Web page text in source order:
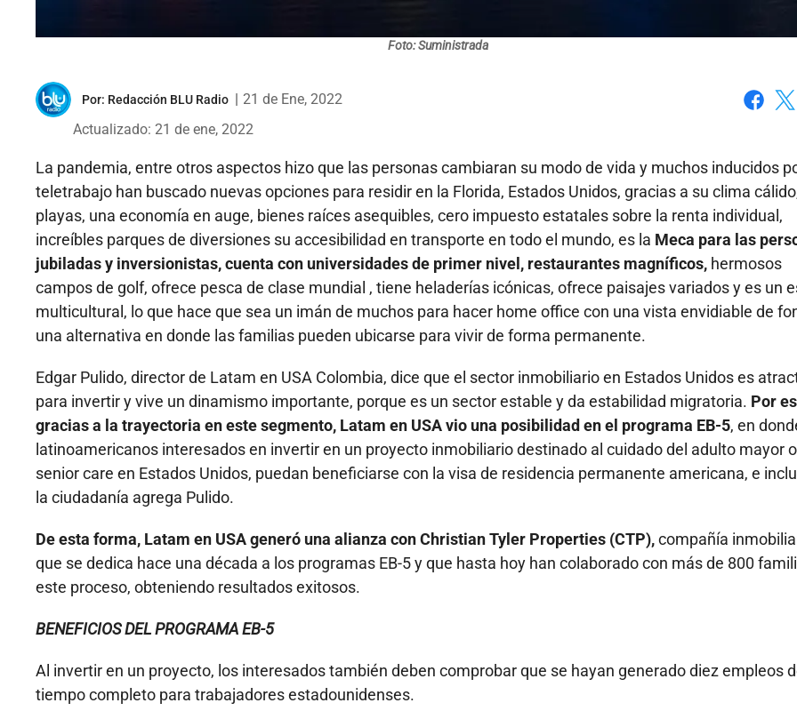
Foto: Suministrada
Por: Redacción BLU Radio
21 de Ene, 2022
Actualizado: 21 de ene, 2022
La pandemia, entre otros aspectos hizo que las personas cambiaran su modo de vida y muchos inducidos
teletrabajo han buscado nuevas opciones para residir en la Florida, Estados Unidos, gracias a su clima
playas, una economía en auge, bienes raíces asequibles, cero impuesto estatales sobre la renta individual,
increíbles parques de diversiones su accesibilidad en transporte en todo el mundo, es la Meca para las
jubiladas y inversionistas, cuenta con universidades de primer nivel, restaurantes magníficos, hermosos
campos de golf, ofrece pesca de clase mundial , tiene heladerías icónicas, ofrece paisajes variados y es un
multicultural, lo que hace que sea un imán de muchos para hacer home office con una vista envidiable de
una alternativa en donde las familias pueden ubicarse para vivir de forma permanente.
Edgar Pulido, director de Latam en USA Colombia, dice que el sector inmobiliario en Estados Unidos es
para invertir y vive un dinamismo importante, porque es un sector estable y da estabilidad migratoria. Por
gracias a la trayectoria en este segmento, Latam en USA vio una posibilidad en el programa EB-5, en
latinoamericanos interesados en invertir en un proyecto inmobiliario destinado al cuidado del adulto mayor o
senior care en Estados Unidos, puedan beneficiarse con la visa de residencia permanente americana, e
la ciudadanía agrega Pulido.
De esta forma, Latam en USA generó una alianza con Christian Tyler Properties (CTP),compañía
que se dedica hace una década a los programas EB-5 y que hasta hoy han colaborado con más de 800
este proceso, obteniendo resultados exitosos.
BENEFICIOS DEL PROGRAMA EB-5
Al invertir en un proyecto, los interesados también deben comprobar que se hayan generado diez empleos
tiempo completo para trabajadores estadounidenses.